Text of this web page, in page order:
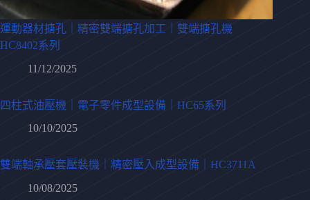
運動器材搪孔｜精密雙端搪孔加工｜雙端搪孔機
HC8402系列
11/12/2025
四柱式油壓機｜電子零件成型設備｜HC65系列
10/10/2025
雙端軸承壓套壓裝機｜精密壓入成型設備｜HC3711A
10/08/2025